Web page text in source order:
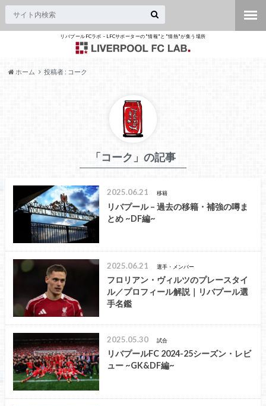
リバプールFCラボ – LFCサポーターの"情報"と"情熱"が集う場所
ホーム 投稿者 : コーク
「コーク」の記事
2025.06.21 移籍
リバプール – 過去の移籍・補強の噂ま
とめ ~DF編~
2025.06.21 選手・メンバー
フロリアン・ヴィルツのプレースタイ
ル／プロフィール解説｜リバプール選
手名鑑
2025.05.30 試合
リバプールFC 2024-25シーズン・レビ
ュー ~GK&DF編~